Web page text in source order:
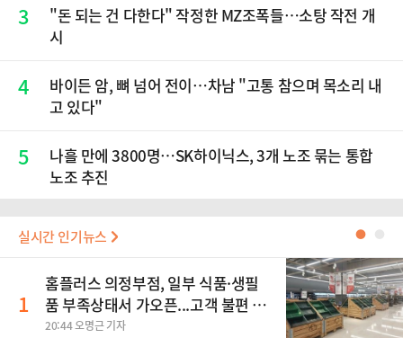
3
"돈 되는 건 다한다" 작정한 MZ조폭들…소탕 작전 개
시
4
바이든 암, 뼈 넘어 전이…차남 "고통 참으며 목소리 내
고 있다"
5
나흘 만에 3800명…SK하이닉스, 3개 노조 묶는 통합
노조 추진
실시간 인기뉴스 ●
1
홈플러스 의정부점, 일부 식품·생필
품 부족상태서 가오픈...고객 불편 가
중
20:44 오명근 기자